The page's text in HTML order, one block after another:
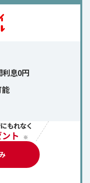
利息0円
もれなく
ト ※